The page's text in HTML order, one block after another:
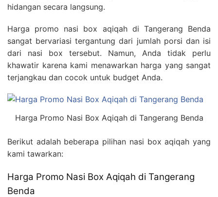
hidangan secara langsung.
Harga promo nasi box aqiqah di Tangerang Benda
sangat bervariasi tergantung dari jumlah porsi dan isi
dari nasi box tersebut. Namun, Anda tidak perlu
khawatir karena kami menawarkan harga yang sangat
terjangkau dan cocok untuk budget Anda.
Harga Promo Nasi Box Aqiqah di Tangerang Benda
Berikut adalah beberapa pilihan nasi box aqiqah yang
kami tawarkan:
Harga Promo Nasi Box Aqiqah di Tangerang
Benda